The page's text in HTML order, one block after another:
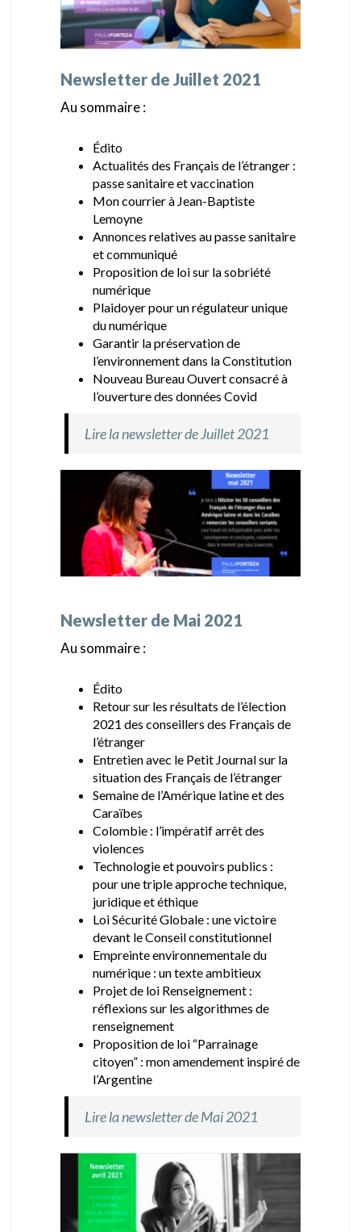
Newsletter de Juillet 2021
Au sommaire :
Édito
Actualités des Français de l’étranger :
passe sanitaire et vaccination
Mon courrier à Jean-Baptiste
Lemoyne
Annonces relatives au passe sanitaire
et communiqué
Proposition de loi sur la sobriété
numérique
Plaidoyer pour un régulateur unique
du numérique
Garantir la préservation de
l’environnement dans la Constitution
Nouveau Bureau Ouvert consacré à
l’ouverture des données Covid
Lire la newsletter de Juillet 2021
Newsletter de Mai 2021
Au sommaire :
Édito
Retour sur les résultats de l’élection
2021 des conseillers des Français de
l’étranger
Entretien avec le Petit Journal sur la
situation des Français de l’étranger
Semaine de l’Amérique latine et des
Caraïbes
Colombie : l’impératif arrêt des
violences
Technologie et pouvoirs publics :
pour une triple approche technique,
juridique et éthique
Loi Sécurité Globale : une victoire
devant le Conseil constitutionnel
Empreinte environnementale du
numérique : un texte ambitieux
Projet de loi Renseignement :
réflexions sur les algorithmes de
renseignement
Proposition de loi “Parrainage
citoyen” : mon amendement inspiré de
l’Argentine
Lire la newsletter de Mai 2021